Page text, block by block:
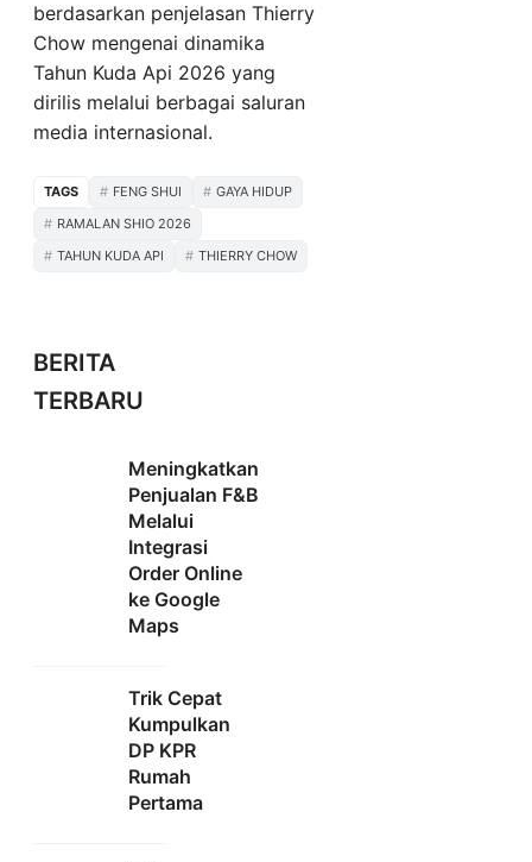
berdasarkan penjelasan Thierry
Chow mengenai dinamika
Tahun Kuda Api 2026 yang
dirilis melalui berbagai saluran
media internasional.
TAGS FENG SHUI
GAYA HIDUP
RAMALAN SHIO 2026
TAHUN KUDA API
THIERRY CHOW
BERITA
TERBARU
Meningkatkan
Penjualan F&B
Melalui
Integrasi
Order Online
ke Google
Maps
Trik Cepat
Kumpulkan
DP KPR
Rumah
Pertama